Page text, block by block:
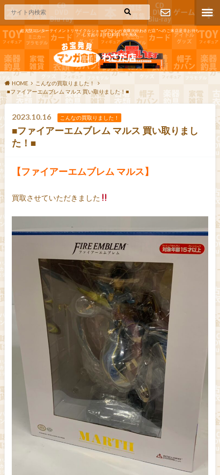
超大型エンターテイメントリサイクルショップ"マンガ倉庫大分わさだ店"へのご来店是非お待ち
しております!365日年中無休
お問い合わ
せ
HOME
こんなの買取りました！
■ファイアーエムブレム マルス 買い取りました！■
2023.10.16 こんなの買取りました！
■ファイアーエムブレム マルス 買い取りまし
た！■
【ファイアーエムブレム マルス】
買取させていただきました